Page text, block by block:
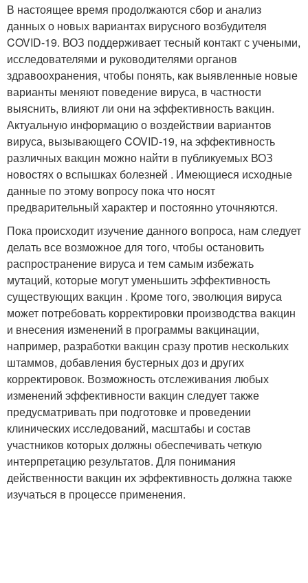
В настоящее время продолжаются сбор и анализ
данных о новых вариантах вирусного возбудителя
COVID-19. ВОЗ поддерживает тесный контакт с учеными,
исследователями и руководителями органов
здравоохранения, чтобы понять, как выявленные новые
варианты меняют поведение вируса, в частности
выяснить, влияют ли они на эффективность вакцин.
Актуальную информацию о воздействии вариантов
вируса, вызывающего COVID-19, на эффективность
различных вакцин можно найти в публикуемых ВОЗ
новостях о вспышках болезней . Имеющиеся исходные
данные по этому вопросу пока что носят
предварительный характер и постоянно уточняются.
Пока происходит изучение данного вопроса, нам следует
делать все возможное для того, чтобы остановить
распространение вируса и тем самым избежать
мутаций, которые могут уменьшить эффективность
существующих вакцин . Кроме того, эволюция вируса
может потребовать корректировки производства вакцин
и внесения изменений в программы вакцинации,
например, разработки вакцин сразу против нескольких
штаммов, добавления бустерных доз и других
корректировок. Возможность отслеживания любых
изменений эффективности вакцин следует также
предусматривать при подготовке и проведении
клинических исследований, масштабы и состав
участников которых должны обеспечивать четкую
интерпретацию результатов. Для понимания
действенности вакцин их эффективность должна также
изучаться в процессе применения.